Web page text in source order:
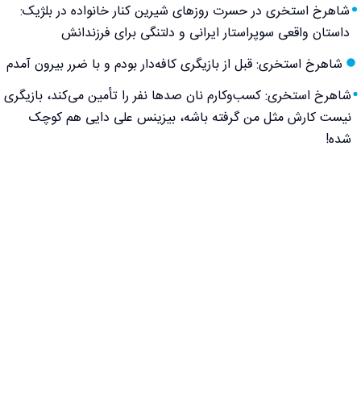
شاهرخ استخری در حسرت روزهای شیرین کنار خانواده در بلژیک:
داستان واقعی سوپراستار ایرانی و دلتنگی برای فرزندانش
شاهرخ استخری: قبل از بازیگری کافه‌دار بودم و با ضرر بیرون آمدم
شاهرخ استخری: کسب‌وکارم نان صدها نفر را تأمین می‌کند، بازیگری
نیست کارش مثل من گرفته باشه، بیزینس علی دایی هم کوچک
شده!